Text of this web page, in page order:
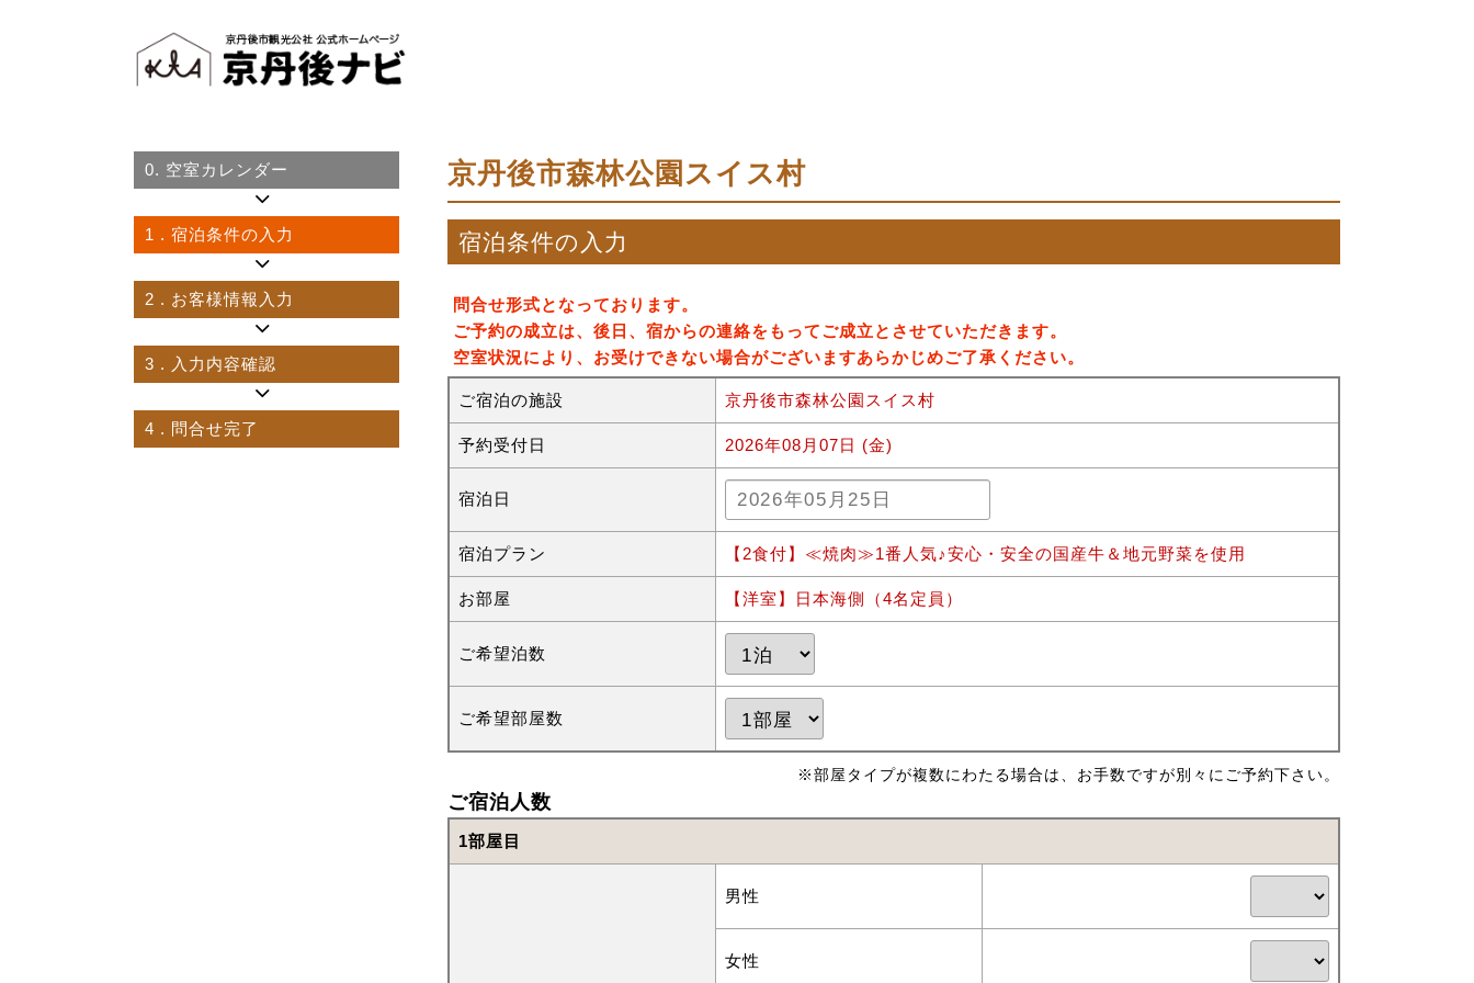
0. 空室カレンダー
1 . 宿泊条件の入力
2 . お客様情報入力
3 . 入力内容確認
4 . 問合せ完了
京丹後市森林公園スイス村
宿泊条件の入力
問合せ形式となっております。
ご予約の成立は、後日、宿からの連絡をもってご成立とさせていただきます。
空室状況により、お受けできない場合がございますあらかじめご了承ください。
ご宿泊の施設 京丹後市森林公園スイス村
予約受付日 2026年08月07日 (金)
宿泊日
宿泊プラン 【2食付】≪焼肉≫1番人気♪安心・安全の国産牛＆地元野菜を使用
お部屋 【洋室】日本海側（4名定員）
ご希望泊数
ご希望部屋数
※部屋タイプが複数にわたる場合は、お手数ですが別々にご予約下さい。
ご宿泊人数
1部屋目
男性
女性